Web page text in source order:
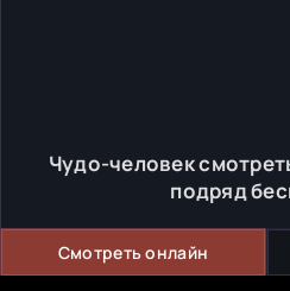
Чудо-человек
подряд
Смотреть онлайн